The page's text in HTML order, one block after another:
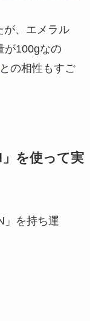
が、エメラル
が100gなの
との相性もすご
を使って実
」を持ち運